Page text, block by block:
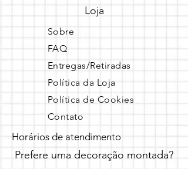
Loja
Sobre
FAQ
Entregas/Retiradas
Política da Loja
Política de Cookies
Contato
Horários de atendimento
Prefere uma decoração montada?